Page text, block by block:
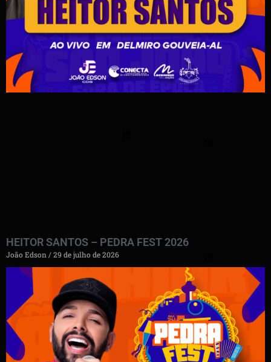
HEITOR SANTOS – PEDRA FEST 2026
João Edson 29 de julho de 2026